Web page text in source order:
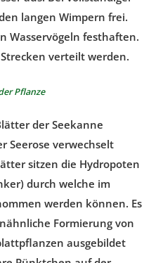
langen Wimpern frei.
Wasservögeln festhaften.
verteilt werden.
Pflanze
der Seekanne
Seerose verwechselt
sitzen die Hydropoten
durch welche im
werden können. Es
Formierung von
ausgebildet